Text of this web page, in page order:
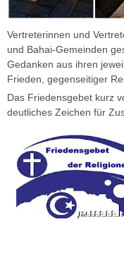
Vertreterinnen und
und Bahai-Gemeinden
Gedanken aus ihren
Frieden, gegenseitiger
Das Friedensgebet kurz
deutliches Zeichen für